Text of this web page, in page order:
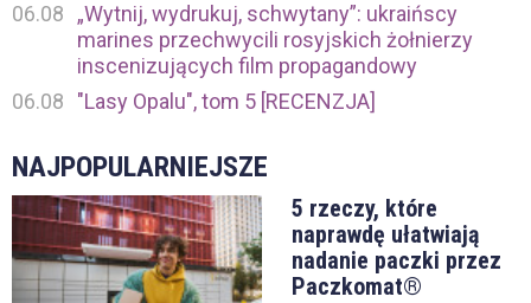
06.08
„Wytnij, wydrukuj, schwytany”: ukraińscy
marines przechwycili rosyjskich żołnierzy
inscenizujących film propagandowy
06.08
"Lasy Opalu", tom 5 [RECENZJA]
NAJPOPULARNIEJSZE
5 rzeczy, które
naprawdę ułatwiają
nadanie paczki przez
Paczkomat®